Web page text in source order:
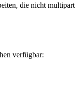
die nicht multipart
verfügbar: